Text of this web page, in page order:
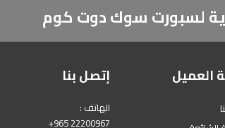
لسبورت سوك دوت كوم
العميل إتصل بنا
الهاتف :
+965 22200967